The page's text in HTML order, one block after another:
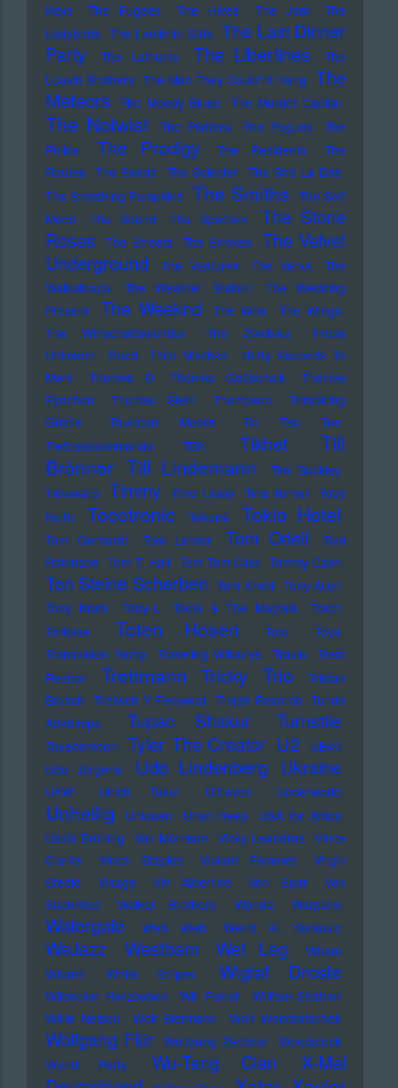
Keys
The Fugees The Hives The Jam
The
Ladybirds The Lambrini Girls The Last Dinner
Party
The Lathums The Libertines
The
Louvin Brothers The Man They Could'nt Hang The
Meteors The Moody Blues The Murder Capital
The Notwist The Platters The Pogues
The
Police
The Prodigy The Residents
The
Routes The Seeds The Selecter The Sha La Das
The Smashing Pumpkins The Smiths The Soft
Moon
The Sound The Specials
The Stone
Roses
The Streets The Strokes
The Velvet
Underground
The Ventures The Verve
The
Walkabouts
The Weather Station
The Wedding
Present
The Weeknd The Who
The Wings
The Wirtschaftswunder
The Zombies
Thees
Uhlmann
Them Thilo Mischke
Thirty Seconds To
Mars
Thomas D Thomas Gottschalk
Thomas
Pynchon
Thomas Stein Thompson
Throbbing
Gristle
Thurston Moore
Tic Tac Toe
Tiefbasskommando TBK
Tikhet
Till
Brönner Till Lindemann
Tim Buckley
Timewarp Timmy Timo Lassy Tina Turner Toby
Keith
Tocotronic Tokens Tokio Hotel
Tom Gerhardt Tom Lehrer Tom Odell
Tom
Robinson Tom T. Hall Tom Tom Club Tommy Cash
Ton Steine Scherben Toni Krahl Tony Allen
Tony Krahl
Tony-L Toots & The Maytals
Torch
Tortoise
Toten Hosen Toto
Toya
Transvision Vamp
Traveling Wilburys Travis
Trent
Reznor
Trettmann Tricky Trio
Tristan
Brusch Tristwch Y Fenywod Trojan Records Tunde
Adebimpe
Tupac Shakur Turnstile
Tuxedomoon Tyler The Creator U2
UB40
Udo Jürgens
Udo Lindenberg Ukraine
UKW Ulrich Tukur Ultravox Underworld
Unheilig Unionen Uriah Heep
USA for Africa
Uschi Brüning Van Morrison Vicky Leandros Vince
Clarke
Vince Staples Violent Femmes
Virgin
Steele
Visage Viv Albertine Von Spar
Von
Südenfed
Walker Brothers Wanda Warpaint
Watergate Web Web Weird Al Yankovic
WeJazz Westbam Wet Leg
Wham
Wham!
White Stripes Wiglaf Droste
Wildecker Herzbuben Will Ferrell
William Shatner
Willie Nelson
Wolf Biermann Wolf Wondratschek
Wolfgang Flür Wolfgang Zechner
Woodstock
World Party
Wu-Tang Clan
X-Mal